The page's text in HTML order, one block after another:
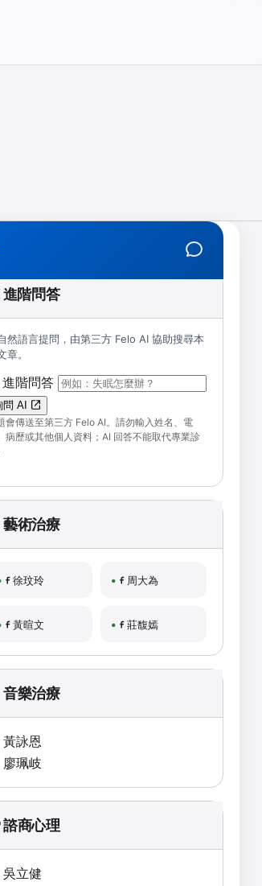
解離、EMDR、TMS、NIRS、預約）
進階問答
然語言提問，由第三方 Felo AI 協助搜尋本
章。
階問答 （可輸入自然語言問題；送出後會
問 AI
會傳送至第三方 Felo AI。請勿輸入姓名、電
病歷或其他個人資料；AI 回答不能取代專業診
藝術治療
徐玟玲 周大為
黃暄文 莊馥嫣
音樂治療
黃詠恩
廖珮岐
諮商心理
吳立健